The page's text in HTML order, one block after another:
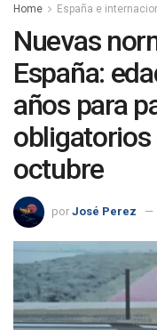
Home España e
Nuevas
España:
años para
octubre
por José Perez